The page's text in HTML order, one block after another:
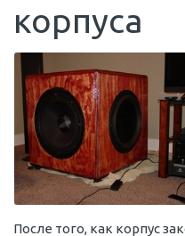
корпуса
После того, как корпус